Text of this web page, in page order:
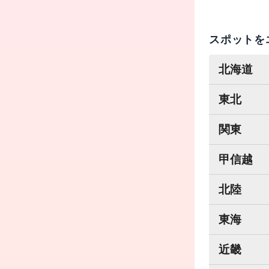
スポット
北海道
東北
関東
甲信越
北陸
東海
近畿